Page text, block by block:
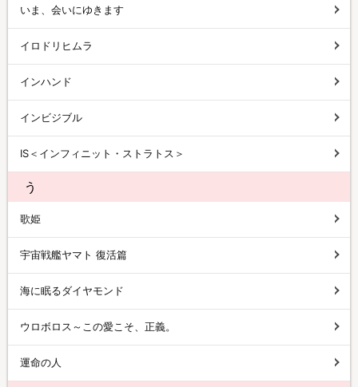
いま、会いにゆきます
イロドリヒムラ
インハンド
インビジブル
IS＜インフィニット・ストラトス＞
う
歌姫
宇宙戦艦ヤマト 復活篇
海に眠るダイヤモンド
ウロボロス～この愛こそ、正義。
運命の人